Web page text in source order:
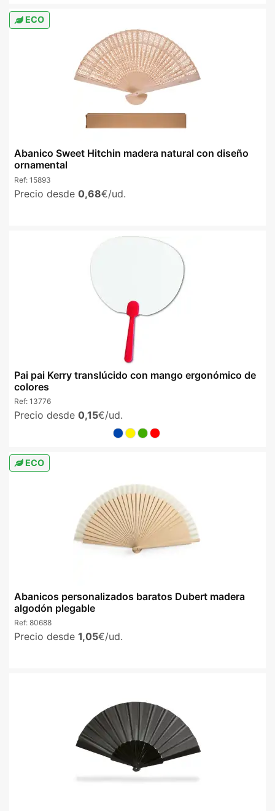
ECO
Abanico Sweet Hitchin madera natural con diseño
ornamental
Ref: 15893
Precio desde 0,68€/ud.
Pai pai Kerry translúcido con mango ergonómico de
colores
Ref: 13776
Precio desde 0,15€/ud.
ECO
Abanicos personalizados baratos Dubert madera
algodón plegable
Ref: 80688
Precio desde 1,05€/ud.